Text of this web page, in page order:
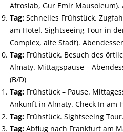
Afrosiab, Gur Emir Mausoleum).
Tag:Schnelles Frühstück.
am Hotel. Sightseeing Tour in
Complex, alte Stadt).
Tag:Frühstück. Besuch des
Almaty. Mittagspause –
(B/D)
Tag:Frühstück – Pause.
Ankunft in Almaty. Check In am
Tag:Frühstück. Sightseeing
Tag:Abflug nach Frankfurt am